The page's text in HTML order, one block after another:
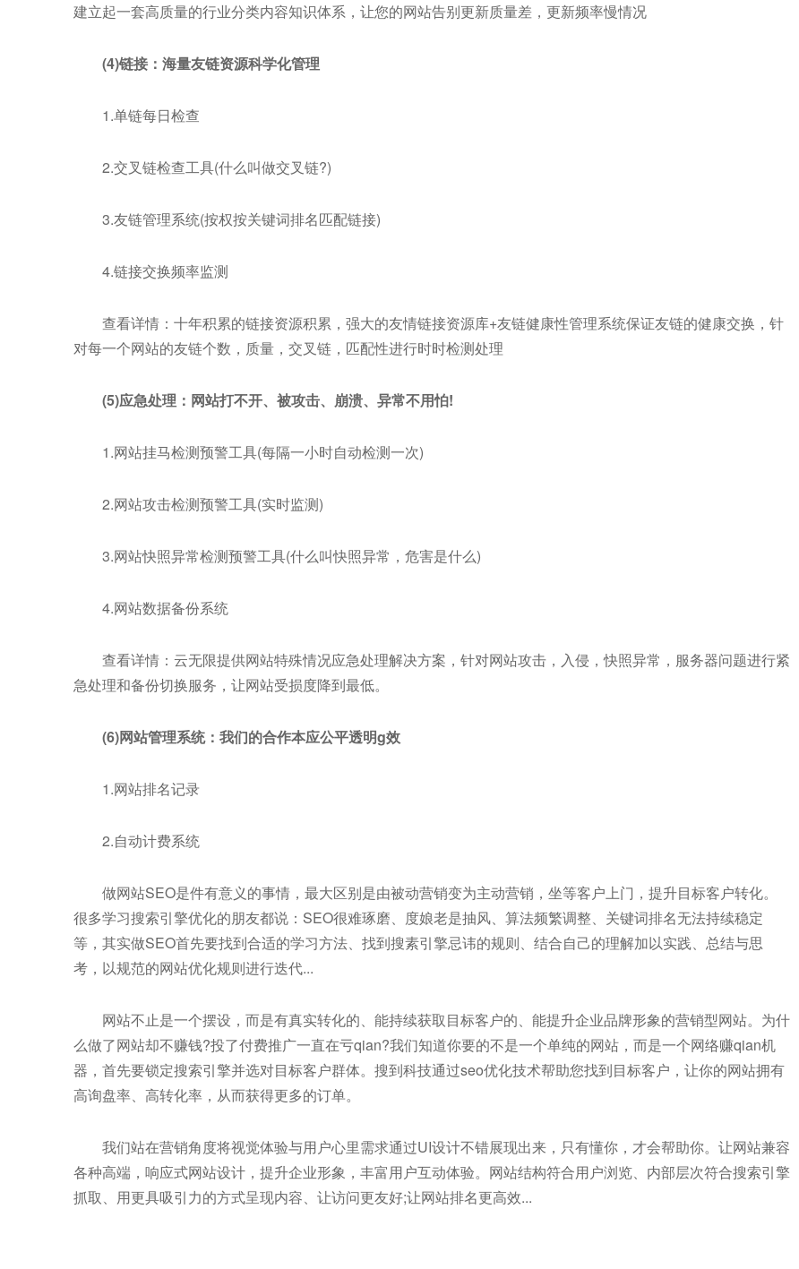
建立起一套高质量的行业分类内容知识体系，让您的网站告别更新质量差，更新频率慢情况
(4)链接：海量友链资源科学化管理
1.单链每日检查
2.交叉链检查工具(什么叫做交叉链?)
3.友链管理系统(按权按关键词排名匹配链接)
4.链接交换频率监测
查看详情：十年积累的链接资源积累，强大的友情链接资源库+友链健康性管理系统保证友链的健康交换，针
对每一个网站的友链个数，质量，交叉链，匹配性进行时时检测处理
(5)应急处理：网站打不开、被攻击、崩溃、异常不用怕!
1.网站挂马检测预警工具(每隔一小时自动检测一次)
2.网站攻击检测预警工具(实时监测)
3.网站快照异常检测预警工具(什么叫快照异常，危害是什么)
4.网站数据备份系统
查看详情：云无限提供网站特殊情况应急处理解决方案，针对网站攻击，入侵，快照异常，服务器问题进行紧
急处理和备份切换服务，让网站受损度降到最低。
(6)网站管理系统：我们的合作本应公平透明g效
1.网站排名记录
2.自动计费系统
做网站SEO是件有意义的事情，最大区别是由被动营销变为主动营销，坐等客户上门，提升目标客户转化。
很多学习搜索引擎优化的朋友都说：SEO很难琢磨、度娘老是抽风、算法频繁调整、关键词排名无法持续稳定
等，其实做SEO首先要找到合适的学习方法、找到搜素引擎忌讳的规则、结合自己的理解加以实践、总结与思
考，以规范的网站优化规则进行迭代...
网站不止是一个摆设，而是有真实转化的、能持续获取目标客户的、能提升企业品牌形象的营销型网站。为什
么做了网站却不赚钱?投了付费推广一直在亏qian?我们知道你要的不是一个单纯的网站，而是一个网络赚qian机
器，首先要锁定搜索引擎并选对目标客户群体。搜到科技通过seo优化技术帮助您找到目标客户，让你的网站拥有
高询盘率、高转化率，从而获得更多的订单。
我们站在营销角度将视觉体验与用户心里需求通过UI设计不错展现出来，只有懂你，才会帮助你。让网站兼容
各种高端，响应式网站设计，提升企业形象，丰富用户互动体验。网站结构符合用户浏览、内部层次符合搜索引擎
抓取、用更具吸引力的方式呈现内容、让访问更友好;让网站排名更高效...